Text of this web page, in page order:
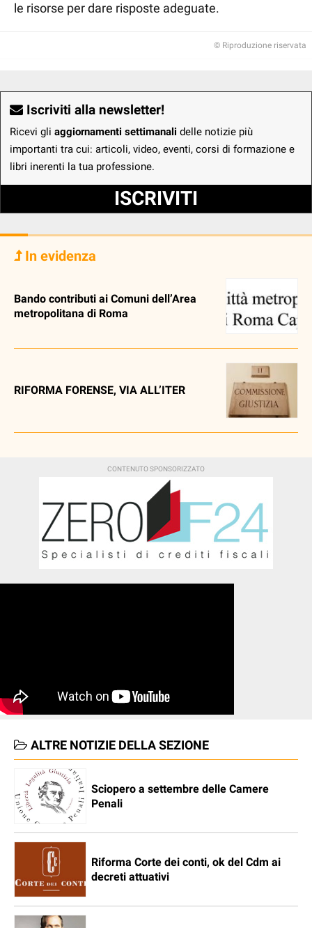
le risorse per dare risposte adeguate.
© Riproduzione riservata
Iscriviti alla newsletter!
Ricevi gli aggiornamenti settimanali delle notizie più
importanti tra cui: articoli, video, eventi, corsi di formazione e
libri inerenti la tua professione.
ISCRIVITI
In evidenza
Bando contributi ai Comuni dell’Area
metropolitana di Roma
RIFORMA FORENSE, VIA ALL’ITER
ALTRE NOTIZIE DELLA SEZIONE
Sciopero a settembre delle Camere
Penali
Riforma Corte dei conti, ok del Cdm ai
decreti attuativi